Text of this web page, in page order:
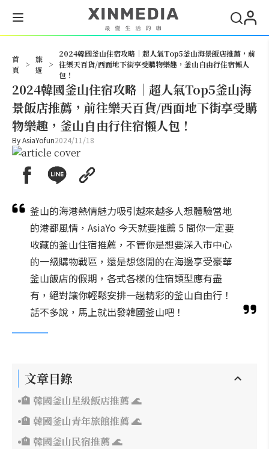
首
頁
>
旅
遊
>
2024韓國釜山住宿攻略｜超人氣Top5釜山海景飯店推薦，前
往樂天百貨/西面地下街享受購物樂趣，釜山自由行住宿懶人
包！
2024韓國釜山住宿攻略｜超人氣Top5釜山海
景飯店推薦，前往樂天百貨/西面地下街享受購
物樂趣，釜山自由行住宿懶人包！
ByAsiaYofun2024/11/18
釜山的海港熱情魅力吸引越來越多人想體驗當地
的港都風情，AsiaYo 今天就要推薦 5 間你一定要
收藏的釜山住宿推薦，不管你是想要深入市中心
的一級購物戰區，還是想悠閒的在海邊享受豪華
釜山飯店的假期，各式各樣的住宿類型應有盡
有，絕對讓你輕鬆安排一趟精彩的釜山自由行！
話不多說，馬上就出發韓國釜山吧！
文章目錄
🏨 韓國釜山星級飯店推薦 🌊
🏨 韓國釜山青年旅館推薦 🌊
🏨 韓國釜山民宿推薦 🌊